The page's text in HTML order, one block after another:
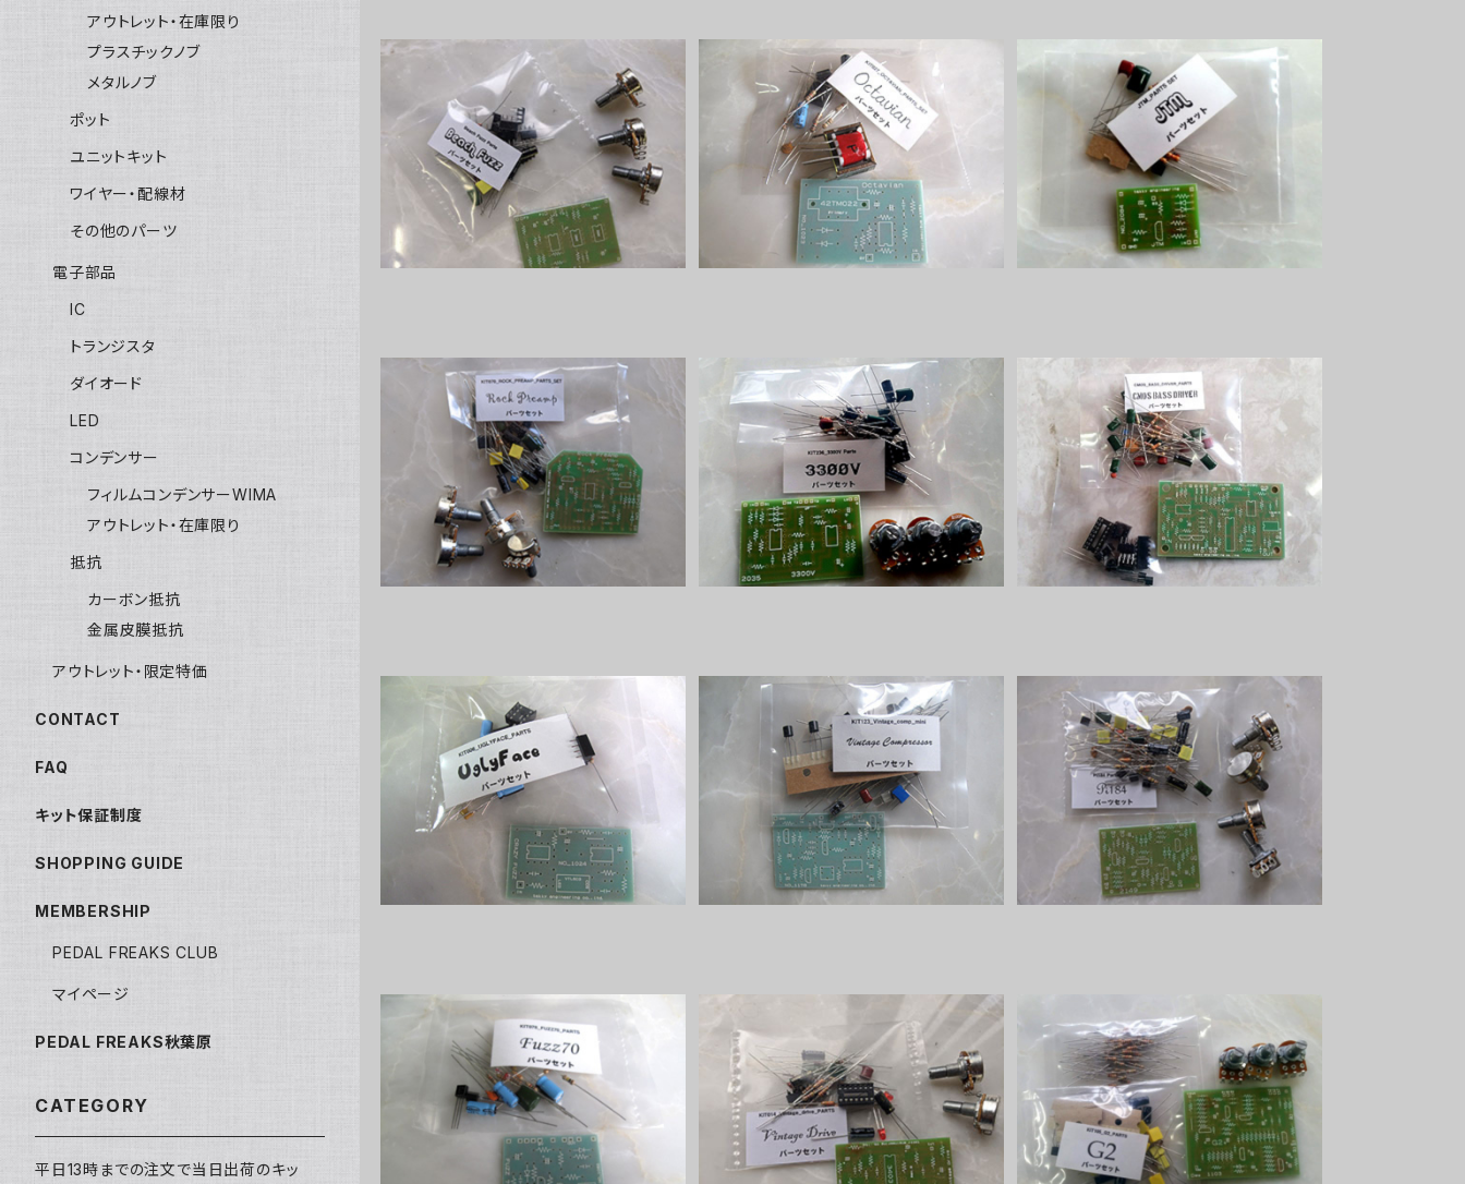
Beach Fuzzパーツセット
¥2,300
Octavianパーツセット
¥3,700
JTMパーツセット
¥1,000
Rock Preampパーツセット
¥2,800
3300Vパーツセット
¥2,300
CMOS BASS Driverパーツセット
¥4,100
UglyFace パーツセット
¥3,000
Vintage Compressorパーツセット
¥3,000
Pi184パーツセット
¥2,600
Fuzz70パーツセット
¥2,300
Vintage Driveパーツセット
¥2,300
G2パーツセット
¥3,800
アウトレット・在庫限り
プラスチックノブ
メタルノブ
ポット
ユニットキット
ワイヤー・配線材
その他のパーツ
電子部品
IC
トランジスタ
ダイオード
LED
コンデンサー
フィルムコンデンサーWIMA
アウトレット・在庫限り
抵抗
カーボン抵抗
金属皮膜抵抗
アウトレット・限定特価
CONTACT
FAQ
キット保証制度
SHOPPING GUIDE
MEMBERSHIP
PEDAL FREAKS CLUB
マイページ
PEDAL FREAKS秋葉原
CATEGORY
平日13時までの注文で当日出荷のキッ